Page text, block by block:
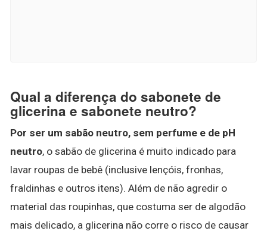
Qual a diferença do sabonete de
glicerina e sabonete neutro?
Por ser um sabão neutro, sem perfume e de pH
neutro, o sabão de glicerina é muito indicado para
lavar roupas de bebê (inclusive lençóis, fronhas,
fraldinhas e outros itens). Além de não agredir o
material das roupinhas, que costuma ser de algodão
mais delicado, a glicerina não corre o risco de causar